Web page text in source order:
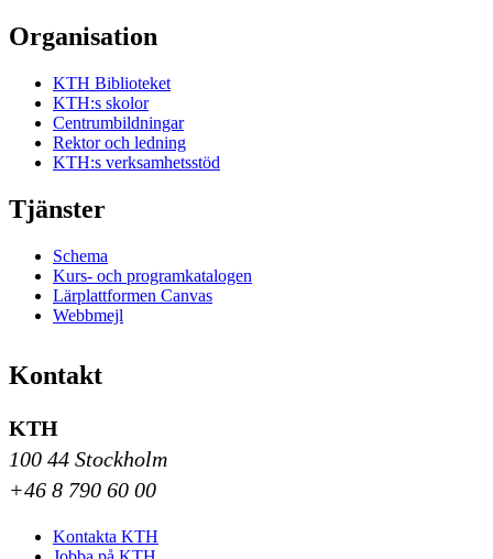
Organisation
KTH Biblioteket
KTH:s skolor
Centrumbildningar
Rektor och ledning
KTH:s verksamhetsstöd
Tjänster
Schema
Kurs- och programkatalogen
Lärplattformen Canvas
Webbmejl
Kontakt
KTH
100 44 Stockholm
+46 8 790 60 00
Kontakta KTH